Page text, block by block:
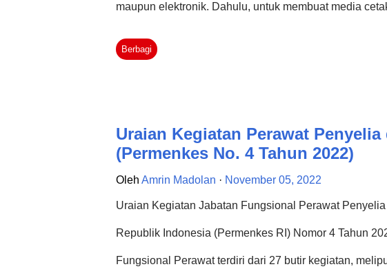
maupun elektronik. Dahulu, untuk membuat media
dan membutuhkan skill mumpuni untuk menghasilkan
sangat memuaskan? Ya, saat ini kita dapat membuat
Mungkin sebagian dari pembaca Mitra Kesmas sudah
ini, namun tidak dipungkiri masih banyak yang belum
Berbagi
Uraian Kegiatan Perawat
(Permenkes No. 4 Tahun 2022)
Oleh Amrin Madolan November 05, 2022
Uraian Kegiatan Jabatan Fungsional Perawat
Republik Indonesia (Permenkes RI) Nomor 4 Tahun
Fungsional Perawat terdiri dari 27 butir kegiatan,